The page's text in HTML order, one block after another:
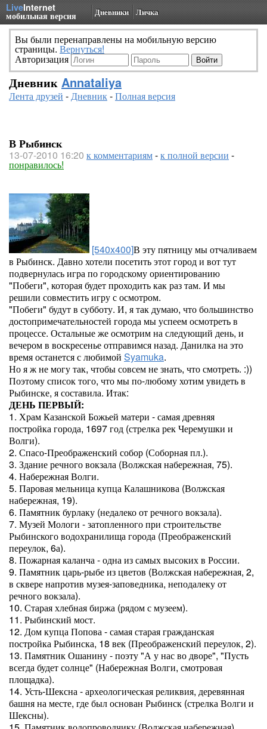
LiveInternet
мобильная версия Дневники Личка
Вы были перенаправлены на мобильную версию
страницы. Вернуться!
Авторизация
Дневник Annataliya
Лента друзей -Дневник-Полная версия
В Рыбинск
13-07-2010 16:20 к комментариям-к полной версии -
понравилось!
[540x400]В эту пятницу мы отчаливаем
в Рыбинск. Давно хотели посетить этот город и вот тут
подвернулась игра по городскому ориентированию
"Побеги", которая будет проходить как раз там. И мы
решили совместить игру с осмотром.
"Побеги" будут в субботу. И, я так думаю, что большинство
достопримечательностей города мы успеем осмотреть в
процессе. Остальные же осмотрим на следующий день, и
вечером в воскресенье отправимся назад. Данилка на это
время останется с любимой Syamuka.
Но я ж не могу так, чтобы совсем не знать, что смотреть. :))
Поэтому список того, что мы по-любому хотим увидеть в
Рыбинске, я составила. Итак:
ДЕНЬ ПЕРВЫЙ:
1. Храм Казанской Божьей матери - самая древняя
постройка города, 1697 год (стрелка рек Черемушки и
Волги).
2. Спасо-Преображенский собор (Соборная пл.).
3. Здание речного вокзала (Волжская набережная, 75).
4. Набережная Волги.
5. Паровая мельница купца Калашникова (Волжская
набережная, 19).
6. Памятник бурлаку (недалеко от речного вокзала).
7. Музей Мологи - затопленного при строительстве
Рыбинского водохранилища города (Преображенский
переулок, 6а).
8. Пожарная каланча - одна из самых высоких в России.
9. Памятник царь-рыбе из цветов (Волжская набережная, 2,
в сквере напротив музея-заповедника, неподалеку от
речного вокзала).
10. Старая хлебная биржа (рядом с музеем).
11. Рыбинский мост.
12. Дом купца Попова - самая старая гражданская
постройка Рыбинска, 18 век (Преображенский переулок, 2).
13. Памятник Ошанину - поэту "А у нас во дворе", "Пусть
всегда будет солнце" (Набережная Волги, смотровая
площадка).
14. Усть-Шексна - археологическая реликвия, деревянная
башня на месте, где был основан Рыбинск (стрелка Волги и
Шексны).